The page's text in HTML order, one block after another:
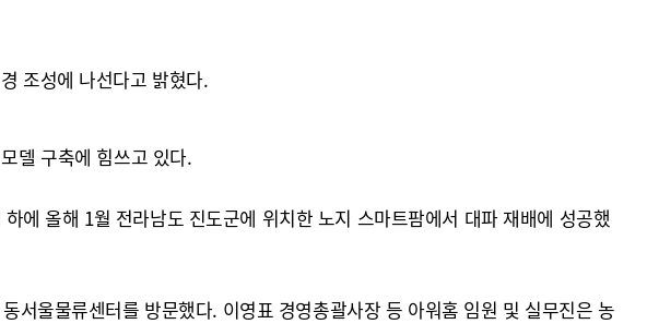
조성에 나선다고 밝혔다.
델 구축에 힘쓰고 있다.
에 올해 1월 전라남도 진도군에 위치한 노지 스마트팜에서 대파 재배에 성공했
서울물류센터를 방문했다. 이영표 경영총괄사장 등 아워홈 임원 및 실무진은 농